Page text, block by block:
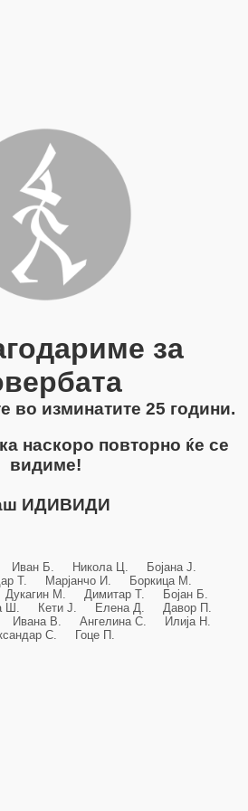
за
во изминатите 25 години.
наскоро повторно ќе се
видиме!
ИДИВИДИ
Иван Б. Никола Ц. Бојана Ј.
Т. Марјанчо И. Боркица М.
М. Димитар Т. Бојан Б.
Ш. Кети Ј. Елена Д. Давор П.
Ивана В. Ангелина С. Илија Н.
С. Гоце П.